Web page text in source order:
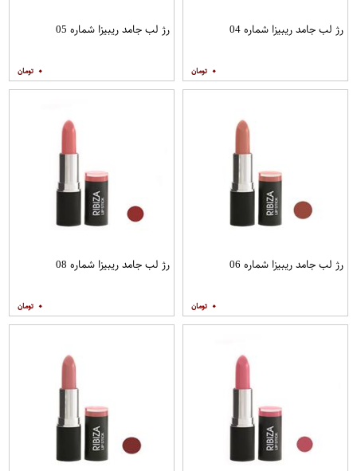
رژ لب جامد ریبیزا شماره 04
۰
رژ لب جامد ریبیزا شماره 05
۰
رژ لب جامد ریبیزا شماره 06
۰
رژ لب جامد ریبیزا شماره 08
۰